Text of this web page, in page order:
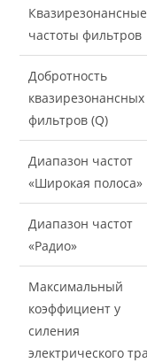
Квазирезонансные
частоты фильтров
Добротность
квазирезонансных
фильтров (Q)
Диапазон частот
«Широкая полоса»
Диапазон частот
«Радио»
Максимальный
коэффициент у
силения
электрического